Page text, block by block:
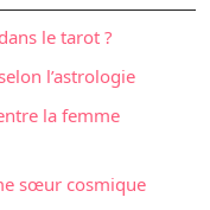
le tarot ?
l’astrologie
la femme
sœur cosmique